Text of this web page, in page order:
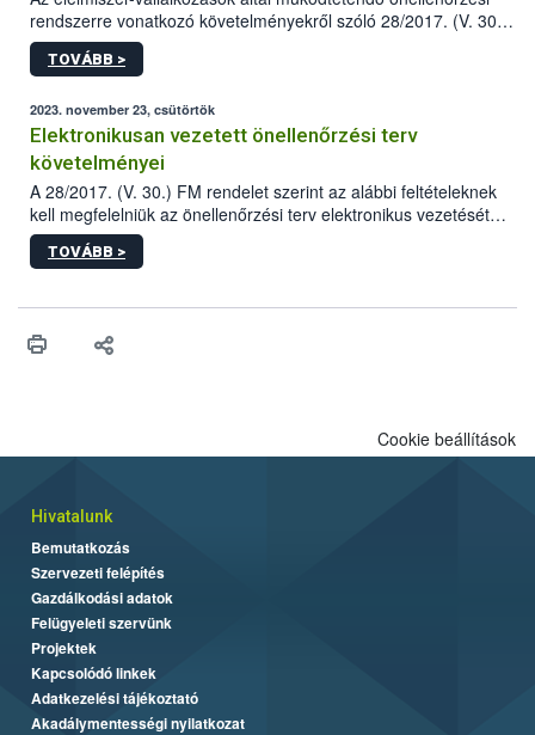
rendszerre vonatkozó követelményekről szóló 28/2017. (V. 30.)
FM rendelet (a továbbiakban: rendelet) 2023 novemberi
módosítása komoly változást jelent a közép- és
TOVÁBB >
2023. november 23, csütörtök
Elektronikusan vezetett önellenőrzési terv
követelményei
A 28/2017. (V. 30.) FM rendelet szerint az alábbi feltételeknek
kell megfelelniük az önellenőrzési terv elektronikus vezetését
biztosító informatikai rendszereknek.
TOVÁBB >
Cookie beállítások
Hivatalunk
Bemutatkozás
Szervezeti felépítés
Gazdálkodási adatok
Felügyeleti szervünk
Projektek
Kapcsolódó linkek
Adatkezelési tájékoztató
Akadálymentességi nyilatkozat